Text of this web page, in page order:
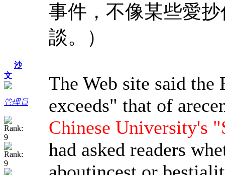
沙
文
管理員
事件，不像某些愛
談。）
The Web site said
exceeds" that of
Chinese University's
had asked readers